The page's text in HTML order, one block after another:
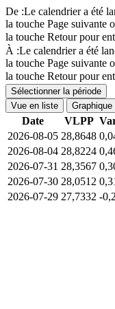
De :Le calendrier a été
la touche Page suivante
la touche Retour pour
À :Le calendrier a été
la touche Page suivante
la touche Retour pour
Sélectionner la période
Vue en liste
Graphique
Date
VLPP
2026-08-05 28,8648
2026-08-04 28,8224
2026-07-31 28,3567
2026-07-30 28,0512
2026-07-29 27,7332 -